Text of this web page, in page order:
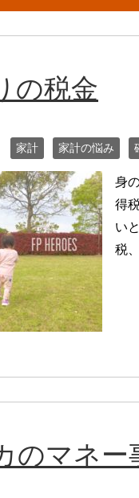
の税金
家計 家計の悩み
身
得
い
税
のマネ